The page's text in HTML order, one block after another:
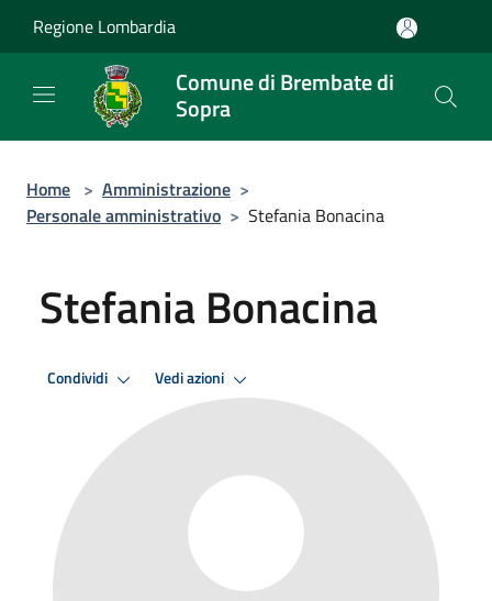
Regione Lombardia
Comune di Brembate di
Sopra
Home > Amministrazione >
Personale amministrativo > Stefania Bonacina
Stefania Bonacina
Condividi Vedi azioni